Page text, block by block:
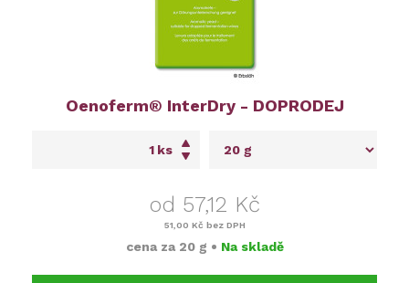
Oenoferm® InterDry - DOPRODEJ
ks
od 57,12 Kč
51,00 Kč bez DPH
cena za 20 g • Na skladě